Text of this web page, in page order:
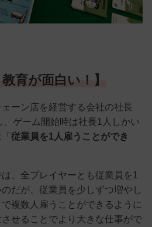
育が面白い！】
ーン店を経営する会社の社長
、ゲーム開始時は社長1人しかい
従業員を1人雇うことができ
、全プレイヤーとも従業員を1
だが、従業員を少しずつ増やし
複数人雇うことができるように
せることでより大きな仕事がで